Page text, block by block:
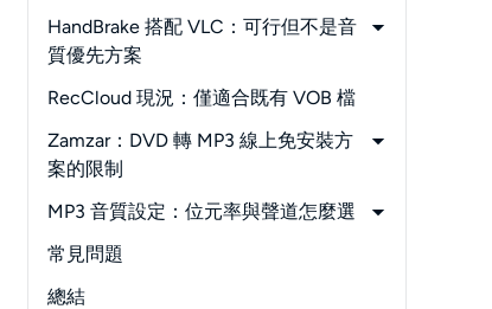
- VLC 轉 MP3 操作步驟
HandBrake 搭配 VLC：可行但不是音
質優先方案
- HandBrake 搭配 VLC 的步驟
RecCloud 現況：僅適合既有 VOB 檔
Zamzar：DVD 轉 MP3 線上免安裝方
案的限制
- Zamzar VOB 轉 MP3 操作步驟
MP3 音質設定：位元率與聲道怎麼選
-
AC3 與 DTS 來源音軌
常見問題
總結